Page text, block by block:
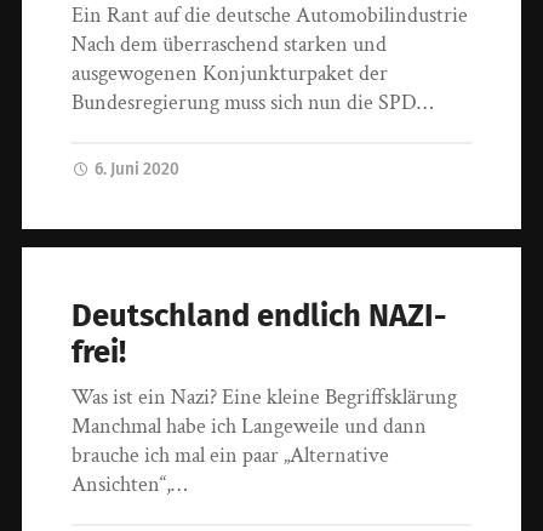
Ein Rant auf die deutsche Automobilindustrie
Nach dem überraschend starken und
ausgewogenen Konjunkturpaket der
Bundesregierung muss sich nun die SPD…
6. Juni 2020
Deutschland endlich NAZI-
frei!
Was ist ein Nazi? Eine kleine Begriffsklärung
Manchmal habe ich Langeweile und dann
brauche ich mal ein paar „Alternative
Ansichten“,…